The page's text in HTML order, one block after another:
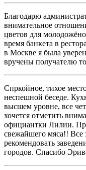
Благодарю
внимательное
цветов для
время банкета в
в Москве я была
вручены получателю
Спркойное, тихое
неспешной беседе.
высшем уровне, все
хочется отметить
официантки Лилии.
свежайшего мяса!! Все
рекомендовать
городов. Спасибо